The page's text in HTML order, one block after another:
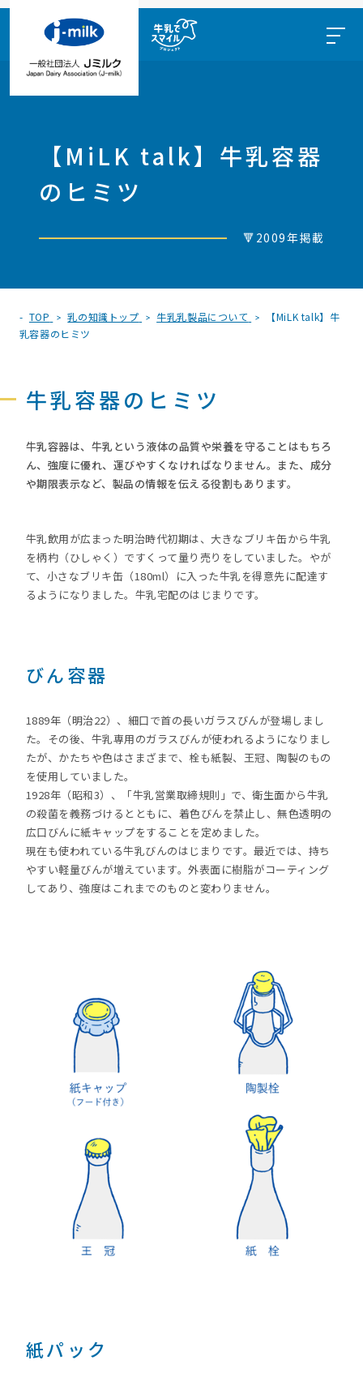
【MiLK talk】牛乳容器
のヒミツ
🔻2009年掲載
TOP 乳の知識トップ 牛乳乳製品について
【MiLK talk】牛
乳容器のヒミツ
牛乳容器のヒミツ
牛乳容器は、牛乳という液体の品質や栄養を守ることはもちろ
ん、強度に優れ、運びやすくなければなりません。また、成分
や期限表示など、製品の情報を伝える役割もあります。
牛乳飲用が広まった明治時代初期は、大きなブリキ缶から牛乳
を柄杓（ひしゃく）ですくって量り売りをしていました。やが
て、小さなブリキ缶（180ml）に入った牛乳を得意先に配達す
るようになりました。牛乳宅配のはじまりです。
びん容器
1889年（明治22）、細口で首の長いガラスびんが登場しまし
た。その後、牛乳専用のガラスびんが使われるようになりまし
たが、かたちや色はさまざまで、栓も紙製、王冠、陶製のもの
を使用していました。
1928年（昭和3）、「牛乳営業取締規則」で、衛生面から牛乳
の殺菌を義務づけるとともに、着色びんを禁止し、無色透明の
広口びんに紙キャップをすることを定めました。
現在も使われている牛乳びんのはじまりです。最近では、持ち
やすい軽量びんが増えています。外表面に樹脂がコーティング
してあり、強度はこれまでのものと変わりません。
紙パック